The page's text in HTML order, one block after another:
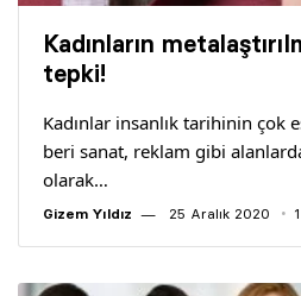
Kadınların
tepki!
Kadınlar insanlık tarihinin çok
beri sanat, reklam gibi
olarak…
Gizem Yıldız 25 Aralık 2020